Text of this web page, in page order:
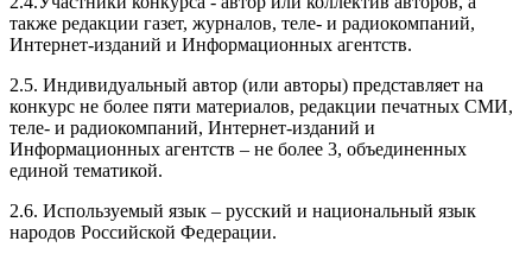
также редакции газет, журналов, теле- и радиокомпаний,
Интернет-изданий и Информационных агентств.
2.5. Индивидуальный автор (или авторы) представляет на
конкурс не более пяти материалов, редакции печатных СМИ,
теле- и радиокомпаний, Интернет-изданий и
Информационных агентств – не более 3, объединенных
единой тематикой.
2.6. Используемый язык – русский и национальный язык
народов Российской Федерации.